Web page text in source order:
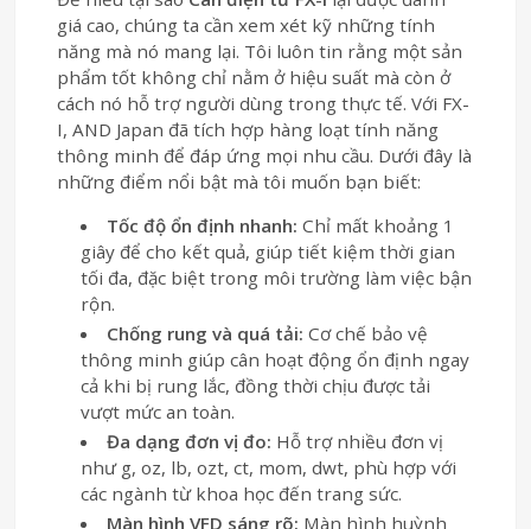
giá cao, chúng ta cần xem xét kỹ những tính
năng mà nó mang lại. Tôi luôn tin rằng một sản
phẩm tốt không chỉ nằm ở hiệu suất mà còn ở
cách nó hỗ trợ người dùng trong thực tế. Với FX-
I, AND Japan đã tích hợp hàng loạt tính năng
thông minh để đáp ứng mọi nhu cầu. Dưới đây là
những điểm nổi bật mà tôi muốn bạn biết:
Tốc độ ổn định nhanh: Chỉ mất khoảng 1
giây để cho kết quả, giúp tiết kiệm thời gian
tối đa, đặc biệt trong môi trường làm việc bận
rộn.
Chống rung và quá tải: Cơ chế bảo vệ
thông minh giúp cân hoạt động ổn định ngay
cả khi bị rung lắc, đồng thời chịu được tải
vượt mức an toàn.
Đa dạng đơn vị đo: Hỗ trợ nhiều đơn vị
như g, oz, lb, ozt, ct, mom, dwt, phù hợp với
các ngành từ khoa học đến trang sức.
Màn hình VFD sáng rõ: Màn hình huỳnh